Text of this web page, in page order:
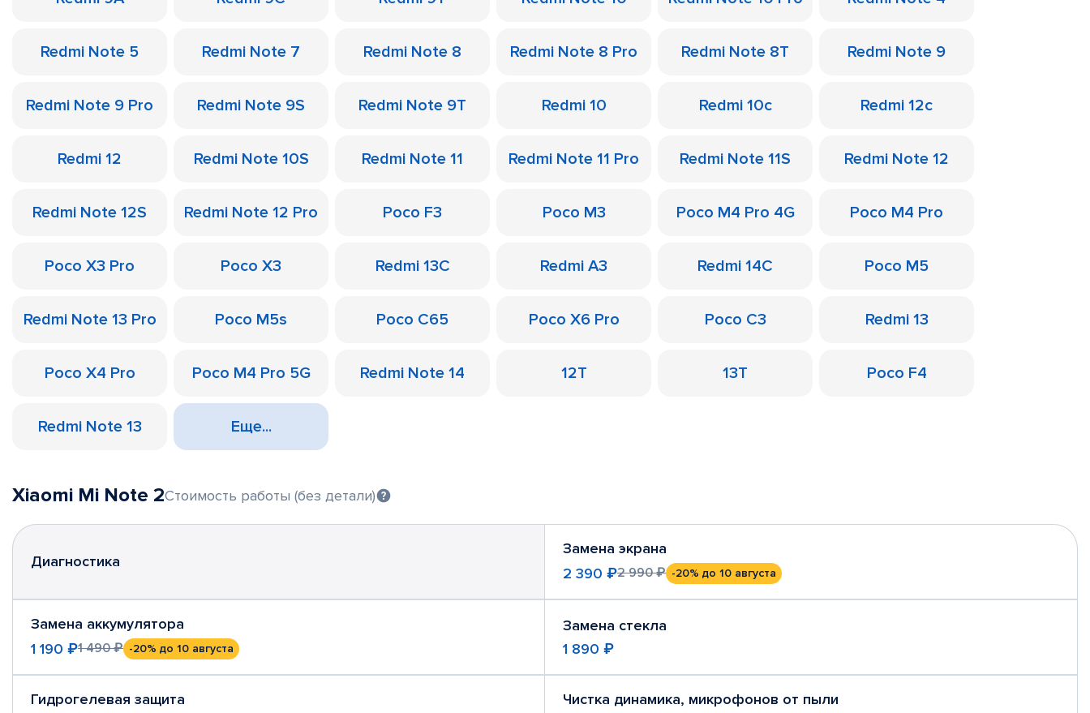
Redmi Note 5 Redmi Note 7 Redmi Note 8 Redmi Note 8 Pro Redmi Note 8T Redmi Note 9
Redmi Note 9 Pro Redmi Note 9S Redmi Note 9T Redmi 10 Redmi 10c Redmi 12c
Redmi 12 Redmi Note 10S Redmi Note 11 Redmi Note 11 Pro Redmi Note 11S Redmi Note 12
Redmi Note 12S Redmi Note 12 Pro Poco F3 Poco M3 Poco M4 Pro 4G Poco M4 Pro
Poco X3 Pro Poco X3 Redmi 13C Redmi A3 Redmi 14C Poco M5
Redmi Note 13 Pro Poco M5s Poco C65 Poco X6 Pro Poco C3 Redmi 13
Poco X4 Pro Poco M4 Pro 5G Redmi Note 14 12T 13T Poco F4
Redmi Note 13 Еще...
Xiaomi Mi Note 2Стоимость работы (без детали)
Диагностика
Замена экрана
2 390 ₽2 990 ₽ -20% до 10 августа
Замена аккумулятора
1 190 ₽1 490 ₽ -20% до 10 августа
Замена стекла
1 890 ₽
Гидрогелевая защита Чистка динамика, микрофонов от пыли